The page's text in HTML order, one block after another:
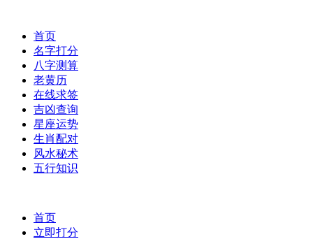
首页
名字打分
八字测算
老黄历
在线求签
吉凶查询
星座运势
生肖配对
风水秘术
五行知识
首页
立即打分